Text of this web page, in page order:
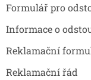
Formulář pro
Informace o
Reklamační
Reklamační řád